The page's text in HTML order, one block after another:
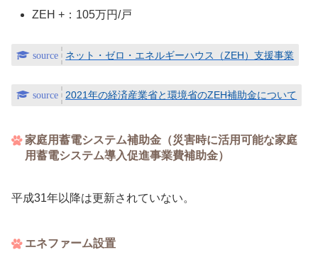
ZEH +：105万円/戸
ネット・ゼロ・エネルギーハウス（ZEH）支援事業
2021年の経済産業省と環境省のZEH補助金について
家庭用蓄電システム補助金（災害時に活用可能な家庭
用蓄電システム導入促進事業費補助金）
平成31年以降は更新されていない。
エネファーム設置